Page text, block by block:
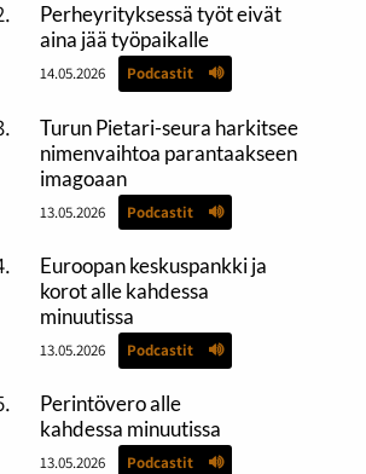
Perheyrityksessä työt eivät
aina jää työpaikalle
14.05.2026 Podcastit
Turun Pietari-seura harkitsee
nimenvaihtoa parantaakseen
imagoaan
13.05.2026 Podcastit
Euroopan keskuspankki ja
korot alle kahdessa
minuutissa
13.05.2026 Podcastit
Perintövero alle
kahdessa minuutissa
13.05.2026 Podcastit